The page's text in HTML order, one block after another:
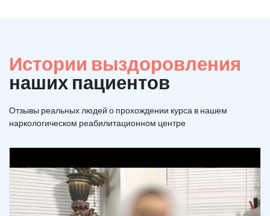
Истории выздоровления
наших пациентов
Отзывы реальных людей о прохождении курса в нашем
наркологическом реабилитационном центре